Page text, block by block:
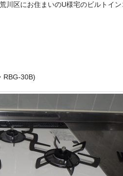
川区にお住まいのU様宅のビルトイ
RBG-30B)